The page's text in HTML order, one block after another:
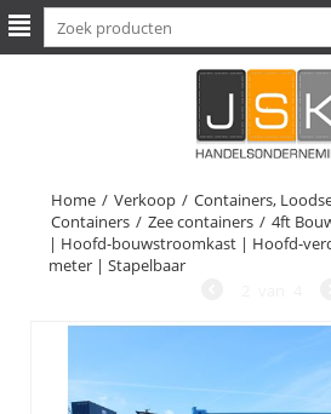
Home / Verkoop / Containers,
Containers / Zee containers / 4ft
| Hoofd-bouwstroomkast | Hoofd-
meter | Stapelbaar